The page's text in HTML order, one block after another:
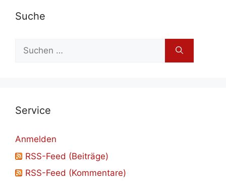
Su­che
Suchen
nach:
Ser­vice
Anmelden
RSS-Feed (Beiträge)
RSS-Feed (Kommentare)